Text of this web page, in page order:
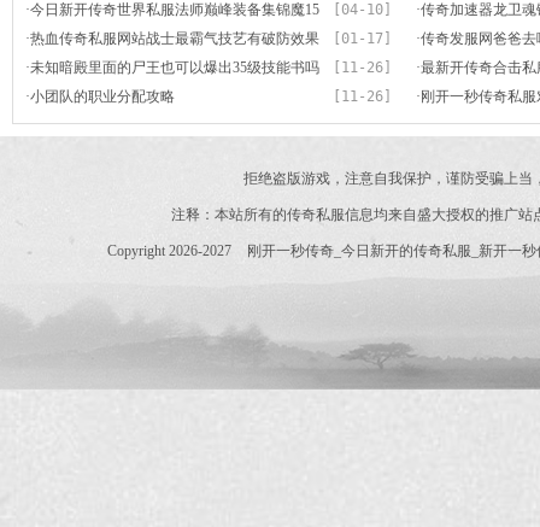
的强敌
[04-10]
·今日新开传奇世界私服法师巅峰装备集锦魔15
骨玉权杖法神们的最终梦想
·传奇加速器龙卫
铭文激活顺序有讲
[01-17]
·热血传奇私服网站战士最霸气技艺有破防效果
不是烈火剑法
·传奇发服网爸爸
剧情手游
[11-26]
·未知暗殿里面的尸王也可以爆出35级技能书吗 ·最新开传奇合击
样配合
[11-26]
·小团队的职业分配攻略 ·刚开一秒传奇私
拒绝盗版游戏，注意自我保护，谨防受骗上
注释：本站所有的传奇私服信息均来自盛大授权的推广
Copyright 2026-2027 刚开一秒传奇_今日新开的传奇私服_新开一